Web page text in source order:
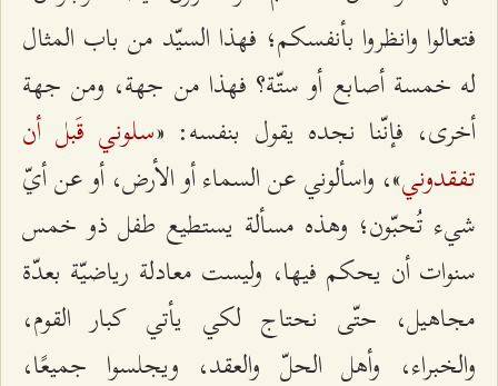
فتعالوا وانظروا بأنفسكم؛ فهذا السيّد من باب المثال
له خمسة أصابع أو ستّة؟ فهذا من جهة، ومن جهة
أخرى، فإنّنا نجده يقول بنفسه: «سلوني قَبل أن
تفقدوني»، واسألوني عن السماء أو الأرض، أو عن أيّ
شيء تُحبّون؛ وهذه مسألة يستطيع طفل ذو خمس
سنوات أن يحكم فيها، وليست معادلة رياضيّة بعدّة
مجاهيل، حتّى نحتاج لكي يأتي كبار القوم،
والخبراء، وأهل الحلّ والعقد، ويجلسوا جميعًا،